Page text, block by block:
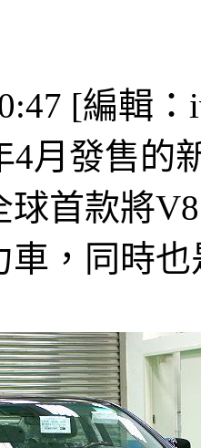
[編輯：
4月發售的
球首款將
車，同時